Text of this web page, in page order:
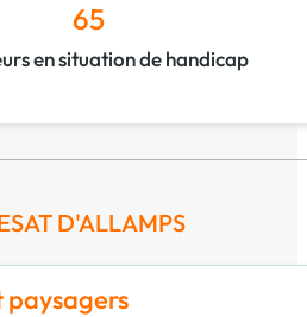
65
en situation de handicap
D'ALLAMPS
paysagers